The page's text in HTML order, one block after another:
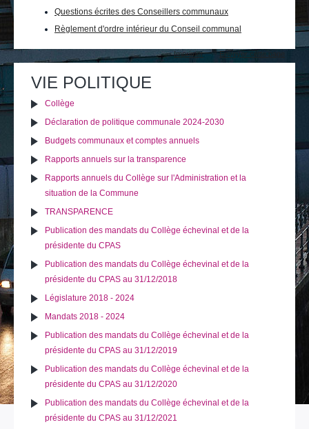
Questions écrites des Conseillers communaux
Règlement d'ordre intérieur du Conseil communal
sur
document
Imprimer Envoyer cette page
VIE POLITIQUE
Collège
Déclaration de politique communale 2024-2030
Budgets communaux et comptes annuels
Rapports annuels sur la transparence
Rapports annuels du Collège sur l'Administration et la
situation de la Commune
TRANSPARENCE
Publication des mandats du Collège échevinal et de la
présidente du CPAS
Publication des mandats du Collège échevinal et de la
présidente du CPAS au 31/12/2018
Législature 2018 - 2024
Mandats 2018 - 2024
Publication des mandats du Collège échevinal et de la
présidente du CPAS au 31/12/2019
Publication des mandats du Collège échevinal et de la
présidente du CPAS au 31/12/2020
Publication des mandats du Collège échevinal et de la
présidente du CPAS au 31/12/2021